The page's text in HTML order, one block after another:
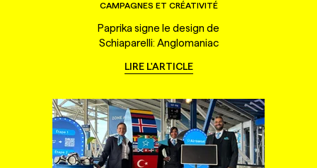
CAMPAGNES ET CRÉATIVITÉ
Paprika signe le design de
Schiaparelli: Anglomaniac
LIRE L'ARTICLE